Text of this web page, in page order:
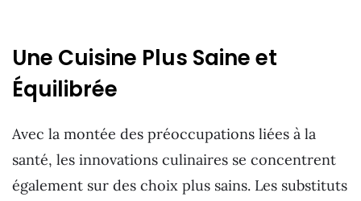
Une Cuisine Plus Saine et
Équilibrée
Avec la montée des préoccupations liées à la
santé, les innovations culinaires se concentrent
également sur des choix plus sains. Les substituts